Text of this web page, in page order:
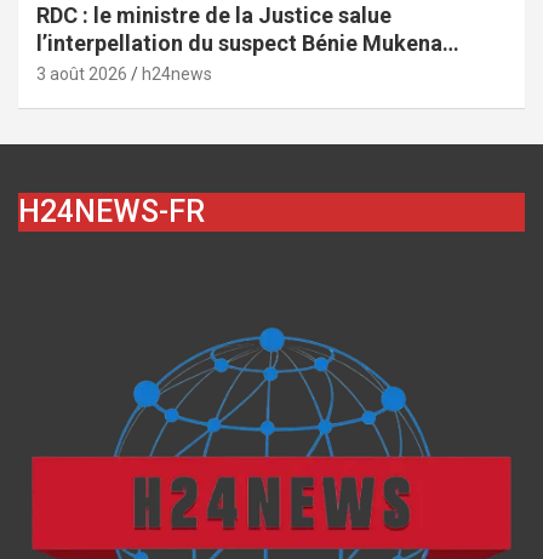
RDC : le ministre de la Justice salue
l’interpellation du suspect Bénie Mukena
depuis Brazzaville dans l’affaire de
3 août 2026 h24news
H24NEWS-FR